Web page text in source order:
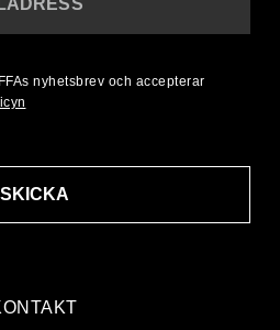
SKICKA
nyhetsbrev och accepterar